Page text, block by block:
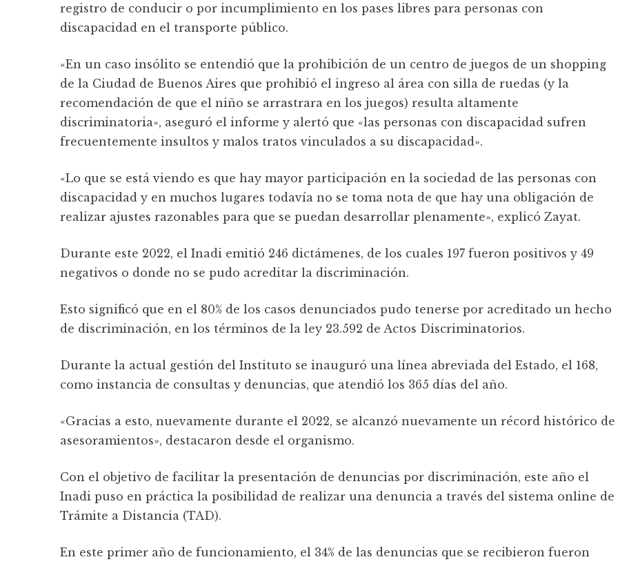
registro de conducir o por incumplimiento en los pases libres para personas con
discapacidad en el transporte público.
«En un caso insólito se entendió que la prohibición de un centro de juegos de un shopping
de la Ciudad de Buenos Aires que prohibió el ingreso al área con silla de ruedas (y la
recomendación de que el niño se arrastrara en los juegos) resulta altamente
discriminatoria», aseguró el informe y alertó que «las personas con discapacidad sufren
frecuentemente insultos y malos tratos vinculados a su discapacidad».
«Lo que se está viendo es que hay mayor participación en la sociedad de las personas con
discapacidad y en muchos lugares todavía no se toma nota de que hay una obligación de
realizar ajustes razonables para que se puedan desarrollar plenamente», explicó Zayat.
Durante este 2022, el Inadi emitió 246 dictámenes, de los cuales 197 fueron positivos y 49
negativos o donde no se pudo acreditar la discriminación.
Esto significó que en el 80% de los casos denunciados pudo tenerse por acreditado un hecho
de discriminación, en los términos de la ley 23.592 de Actos Discriminatorios.
Durante la actual gestión del Instituto se inauguró una línea abreviada del Estado, el 168,
como instancia de consultas y denuncias, que atendió los 365 días del año.
«Gracias a esto, nuevamente durante el 2022, se alcanzó nuevamente un récord histórico de
asesoramientos», destacaron desde el organismo.
Con el objetivo de facilitar la presentación de denuncias por discriminación, este año el
Inadi puso en práctica la posibilidad de realizar una denuncia a través del sistema online de
Trámite a Distancia (TAD).
En este primer año de funcionamiento, el 34% de las denuncias que se recibieron fueron